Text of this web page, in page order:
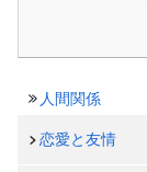
人間関係
恋愛と友情